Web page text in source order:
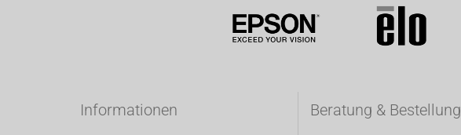
Informationen
Beratung & Bestellung